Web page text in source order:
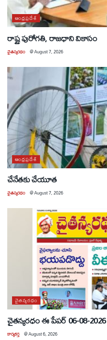
ఆంధ్రప్రదేశ్
రాష్ట్ర పురోగతి, రాజధాని వికాసం
చైతన్యరధం @August 7, 2026
ఆంధ్రప్రదేశ్
చేనేతకు చేయూత
చైతన్యరధం @August 7, 2026
చైతన్యరధం
చైతన్యరధం ఈ పేపర్ 06-08-2026
కార్యకర్త @August 6, 2026